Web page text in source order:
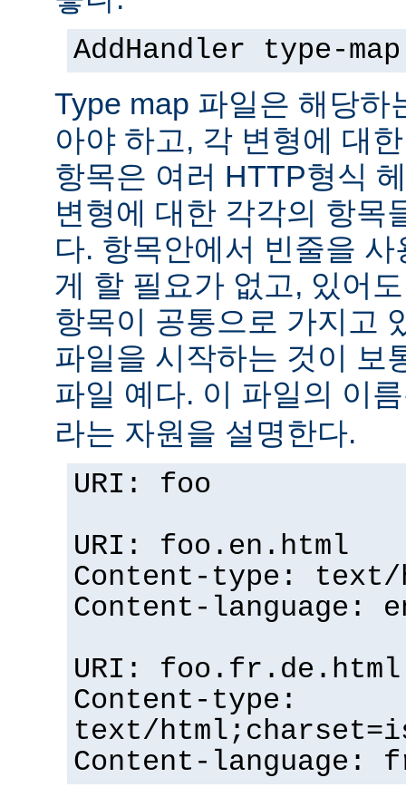
AddHandler type-
Type map 파일은 해당하
아야 하고, 각 변형에 대
항목은 여러 HTTP형식
변형에 대한 각각의 항목
다. 항목안에서 빈줄을
게 할 필요가 없고, 있어
항목이 공통으로 가지고
파일을 시작하는 것이 보
파일 예다. 이 파일의 이
라는 자원을 설명한다.
URI: foo
URI: foo.en.html
Content-type: text/
Content-language:
URI: foo.fr.de.html
Content-type:
text/
Content-language: